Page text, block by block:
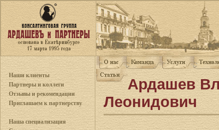
Наши клиенты
Партнеры и коллеги
Отзывы и рекомендации
Приглашаем к партнерству
Наша специализация
Ардашев
Леонидович